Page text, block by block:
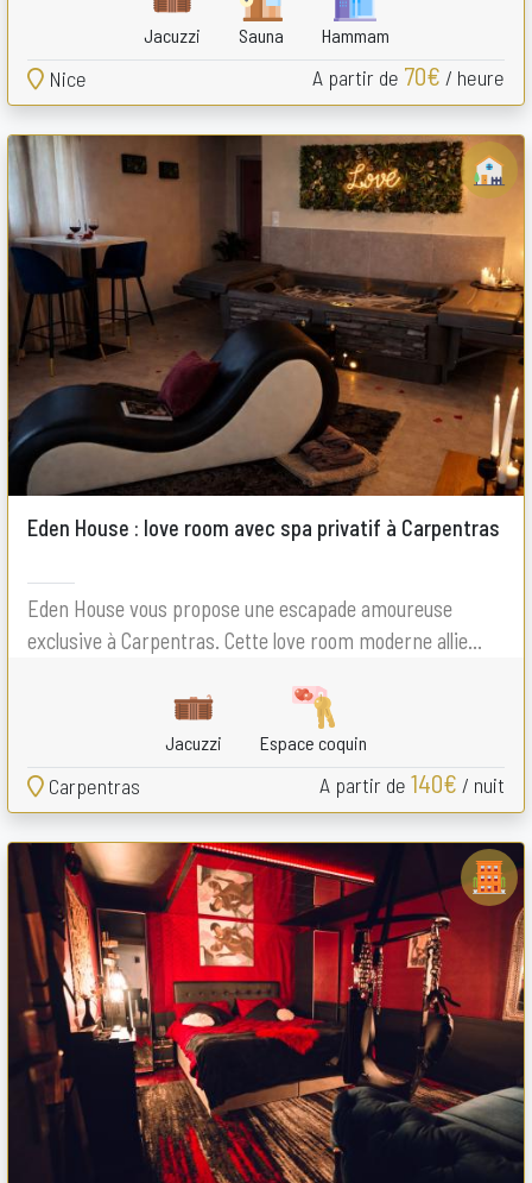
Jacuzzi Sauna Hammam
Nice A partir de 70€ / heure
Eden House : love room avec spa privatif à Carpentras
Eden House vous propose une escapade amoureuse
exclusive à Carpentras. Cette love room moderne allie...
Jacuzzi Espace coquin
Carpentras A partir de 140€ / nuit